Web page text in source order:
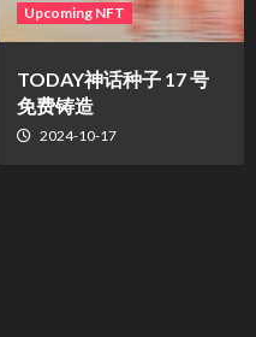
Upcoming NFT
TODAY神话种子 17 号
免费铸造
2024-10-17